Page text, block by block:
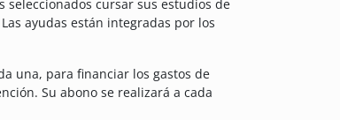
seleccionados cursar sus estudios de
ayudas están integradas por los
una, para financiar los gastos de
Su abono se realizará a cada